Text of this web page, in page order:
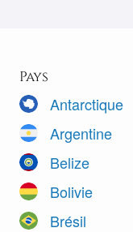
Pays
Antarctique
Argentine
Belize
Bolivie
Brésil